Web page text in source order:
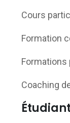
Cours
Formation
Formations
Coaching